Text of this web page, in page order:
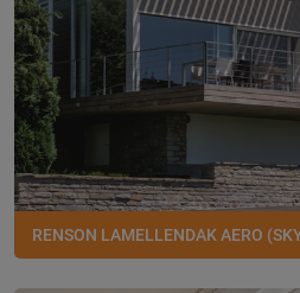
RENSON LAMELLENDAK AERO